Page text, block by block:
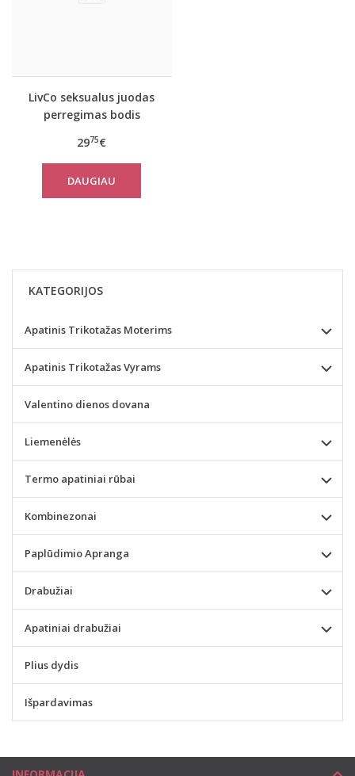
LivCo seksualus juodas
perregimas bodis
2975€
DAUGIAU
KATEGORIJOS
Apatinis Trikotažas Moterims
Apatinis Trikotažas Vyrams
Valentino dienos dovana
Liemenėlės
Termo apatiniai rūbai
Kombinezonai
Paplūdimio Apranga
Drabužiai
Apatiniai drabužiai
Plius dydis
Išpardavimas